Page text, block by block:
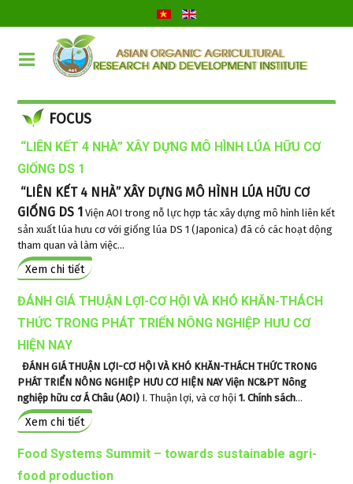
FOCUS
“LIÊN KẾT 4 NHÀ” XÂY DỰNG MÔ HÌNH LÚA HỮU CƠ
GIỐNG DS 1
“LIÊN KẾT 4 NHÀ” XÂY DỰNG MÔ HÌNH LÚA HỮU CƠ
GIỐNG DS 1 Viện AOI trong nỗ lực hợp tác xây dựng mô hình liên kết
sản xuất lúa hưu cơ với giống lúa DS 1 (Japonica) đã có các hoạt dộng
tham quan và làm việc...
Xem chi tiết
ĐÁNH GIÁ THUẬN LỢI-CƠ HỘI VÀ KHÓ KHĂN-THÁCH
THỨC TRONG PHÁT TRIỂN NÔNG NGHIỆP HƯU CƠ
HIỆN NAY
ĐÁNH GIÁ THUẬN LỢI-CƠ HỘI VÀ KHÓ KHĂN-THÁCH THỨC TRONG
PHÁT TRIỂN NÔNG NGHIỆP HƯU CƠ HIỆN NAY Viện NC&PT Nông
nghiệp hữu cơ Á Châu (AOI) I. Thuận lợi, và cơ hội1. Chính sách...
Xem chi tiết
Food Systems Summit – towards sustainable agri-
food production